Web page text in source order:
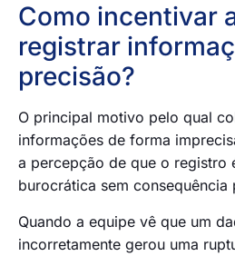
Como incentivar
registrar
precisão?
O principal motivo pelo qual
informações de forma
a percepção de que o registro
burocrática sem consequência
Quando a equipe vê que um
incorretamente gerou uma